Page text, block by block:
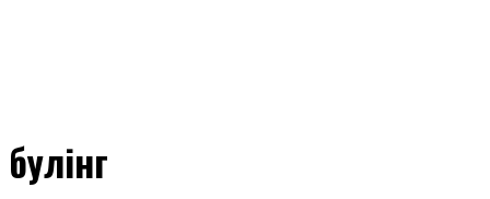
булінг